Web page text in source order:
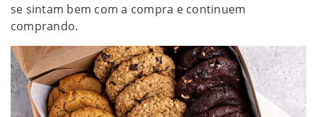
se sintam bem com a compra e continuem
comprando.